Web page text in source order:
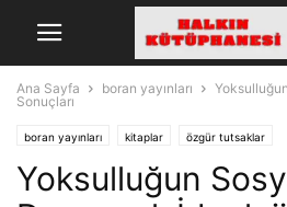
Ana Sayfa boran yayınları
Sonuçları
boran yayınları kitaplar özgür tutsaklar
Yoksulluğun